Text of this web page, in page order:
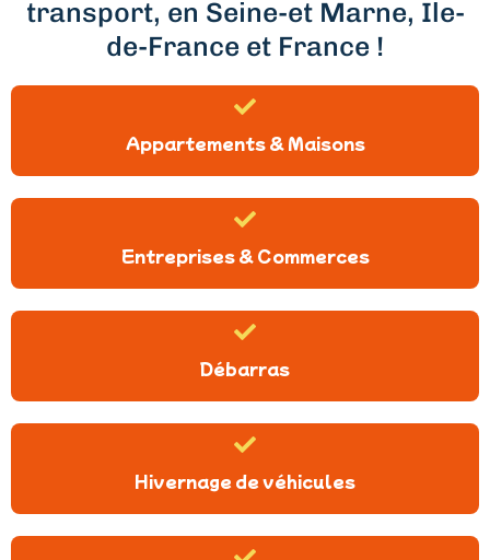
transport, en Seine-et Marne, Ile-
de-France et France !
Appartements & Maisons
Entreprises & Commerces
Débarras
Hivernage de véhicules